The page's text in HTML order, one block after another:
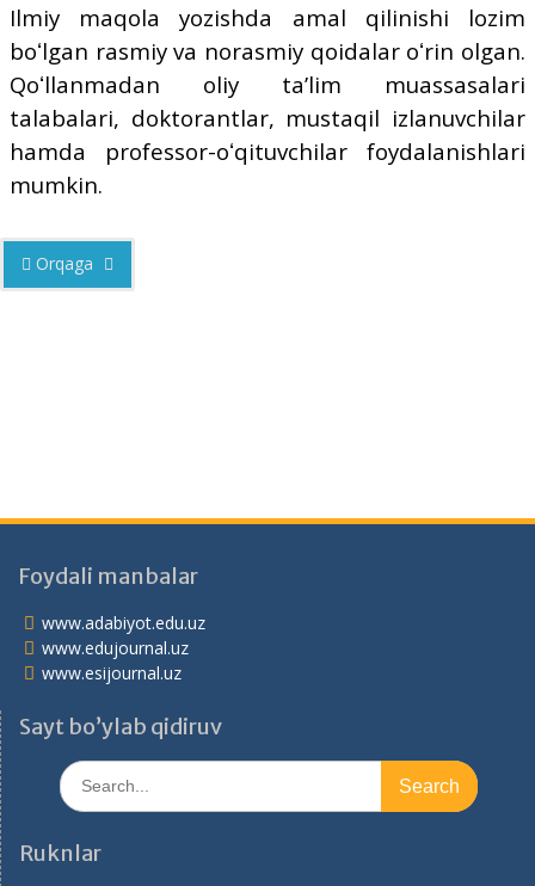
Ilmiy maqola yozishda amal qilinishi lozim
boʻlgan rasmiy va norasmiy qoidalar oʻrin olgan.
Qoʻllanmadan oliy taʼlim muassasalari
talabalari, doktorantlar, mustaqil izlanuvchilar
hamda professor-oʻqituvchilar foydalanishlari
mumkin.
Orqaga
Foydali manbalar
www.adabiyot.edu.uz
www.edujournal.uz
www.esijournal.uz
Sayt bo’ylab qidiruv
Search
for:
Ruknlar